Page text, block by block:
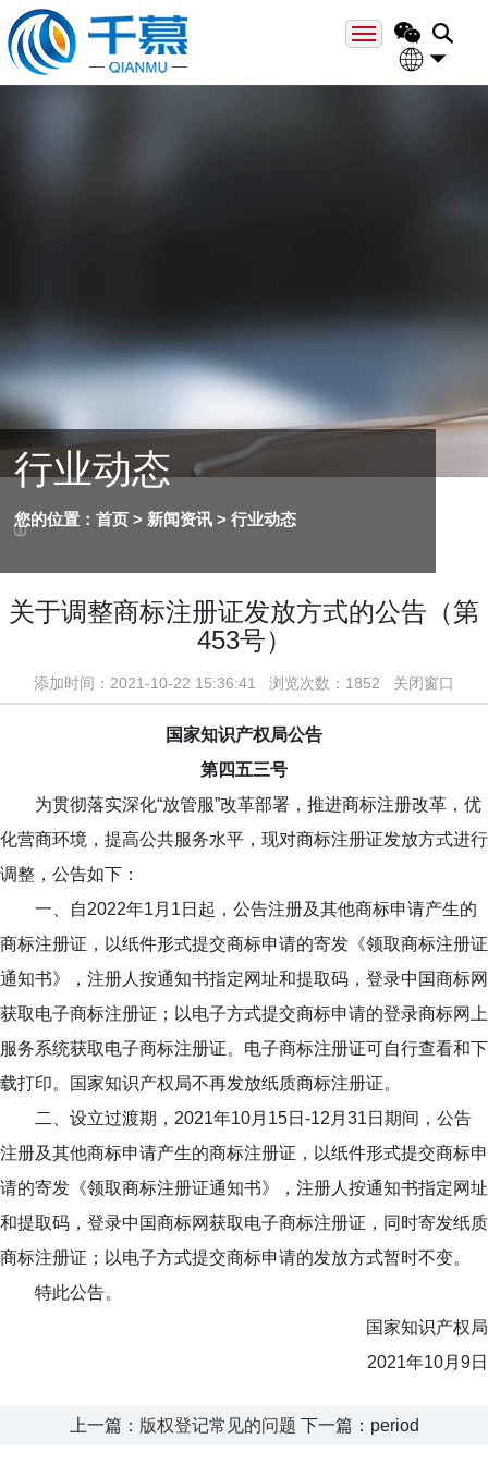
关于千慕
新闻资讯
联系方式
行业动态
您的位置：首页 > 新闻资讯 >行业动态
关于调整商标注册证发放方式的公告（第
453号）
添加时间：2021-10-22 15:36:41 浏览次数：1852 关闭窗口
国家知识产权局公告
第四五三号
为贯彻落实深化“放管服”改革部署，推进商标注册改革，优
化营商环境，提高公共服务水平，现对商标注册证发放方式进行
调整，公告如下：
一、自2022年1月1日起，公告注册及其他商标申请产生的
商标注册证，以纸件形式提交商标申请的寄发《领取商标注册证
通知书》，注册人按通知书指定网址和提取码，登录中国商标网
获取电子商标注册证；以电子方式提交商标申请的登录商标网上
服务系统获取电子商标注册证。电子商标注册证可自行查看和下
载打印。国家知识产权局不再发放纸质商标注册证。
二、设立过渡期，2021年10月15日-12月31日期间，公告
注册及其他商标申请产生的商标注册证，以纸件形式提交商标申
请的寄发《领取商标注册证通知书》，注册人按通知书指定网址
和提取码，登录中国商标网获取电子商标注册证，同时寄发纸质
商标注册证；以电子方式提交商标申请的发放方式暂时不变。
特此公告。
国家知识产权局
2021年10月9日
上一篇： 版权登记常见的问题 下一篇：period